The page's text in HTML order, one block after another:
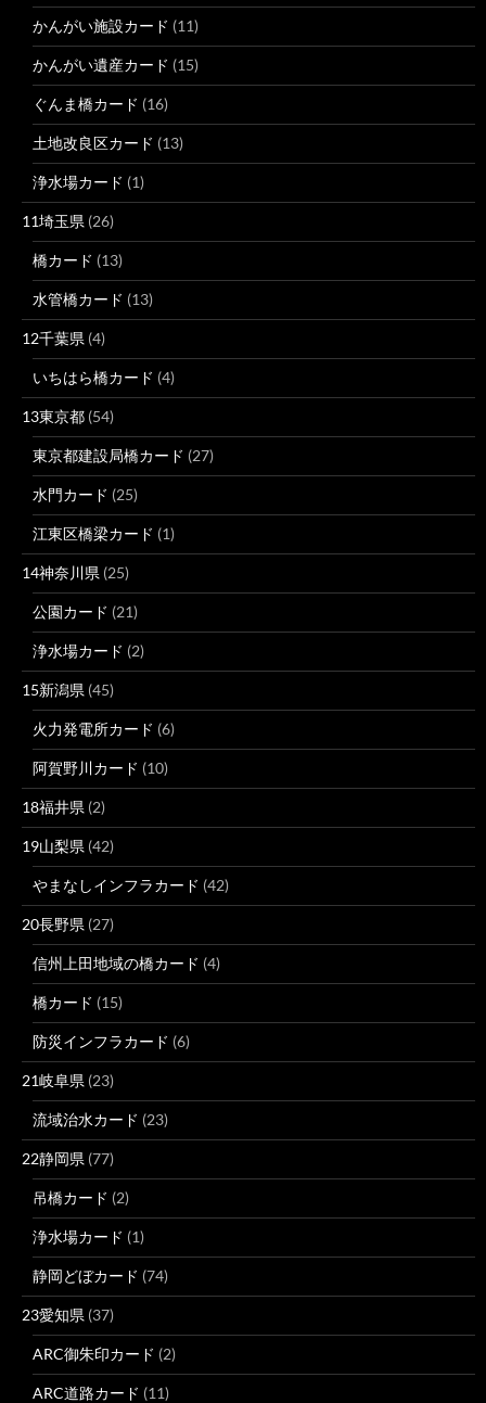
かんがい施設カード (11)
かんがい遺産カード (15)
ぐんま橋カード (16)
土地改良区カード (13)
浄水場カード (1)
11埼玉県 (26)
橋カード (13)
水管橋カード (13)
12千葉県 (4)
いちはら橋カード (4)
13東京都 (54)
東京都建設局橋カード (27)
水門カード (25)
江東区橋梁カード (1)
14神奈川県 (25)
公園カード (21)
浄水場カード (2)
15新潟県 (45)
火力発電所カード (6)
阿賀野川カード (10)
18福井県 (2)
19山梨県 (42)
やまなしインフラカード (42)
20長野県 (27)
信州上田地域の橋カード (4)
橋カード (15)
防災インフラカード (6)
21岐阜県 (23)
流域治水カード (23)
22静岡県 (77)
吊橋カード (2)
浄水場カード (1)
静岡どぼカード (74)
23愛知県 (37)
ARC御朱印カード (2)
ARC道路カード (11)